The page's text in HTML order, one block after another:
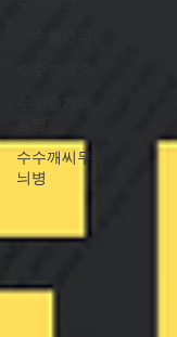
수수깨씨무
늬병